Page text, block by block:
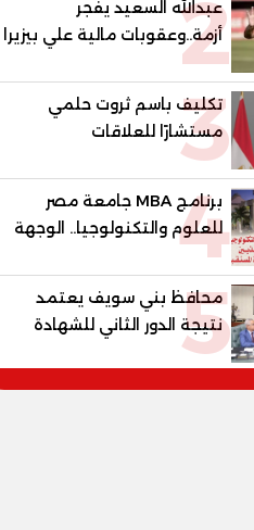
2
عبدالله السعيد يفجر
أزمة..وعقوبات مالية علي بيزيرا
وبانزا
3
تكليف باسم ثروت حلمي
مستشارًا للعلاقات
الدبلوماسية وعضوًا بالهيئة
الاستشارية العليا لمنظمة
«جاد جمينت يوإن»
4
برنامج MBA جامعة مصر
للعلوم والتكنولوجيا.. الوجهة
المفضلة للتنفيذيين وقيادات
المؤسسات لصناعة قادة
المستقبل
5
محافظ بني سويف يعتمد
نتيجة الدور الثاني للشهادة
الإعدادية العامة بنسبة